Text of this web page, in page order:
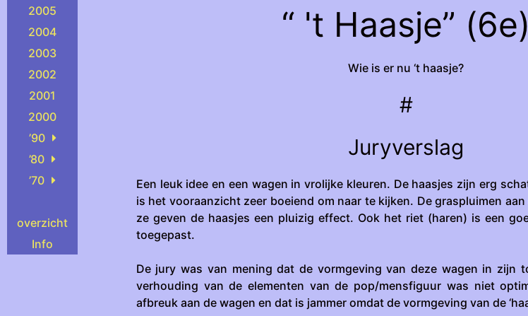
2005
2004
2003
2002
2001
2000
’90
’80
’70
overzicht
Info
“ 't Haasje” (6e)
Wie is er nu ‘t haasje?
#
Juryverslag
Een leuk idee en een wagen in vrolijke kleuren. De haasjes zijn erg
is het vooraanzicht zeer boeiend om naar te kijken. De graspluimen
ze geven de haasjes een pluizig effect. Ook het riet (haren) is een
toegepast.
De jury was van mening dat de vormgeving van deze wagen in zijn
verhouding van de elementen van de pop/mensfiguur was niet
afbreuk aan de wagen en dat is jammer omdat de vormgeving van de